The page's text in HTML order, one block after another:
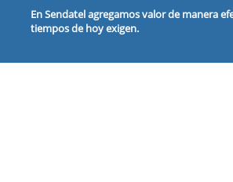
EnSendatelagregamos valor de manera
tiempos de hoy exigen.